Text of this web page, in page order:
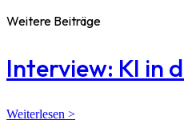
Weitere Beiträge
Interview: KI in
Weiterlesen >